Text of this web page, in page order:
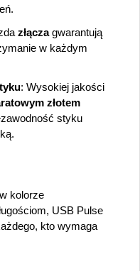
złączagwarantują
w każdym
: Wysokiej jakości
złotem
styku
kolorze
USB Pulse
kto wymaga